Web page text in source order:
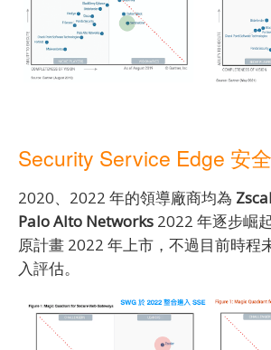
Security Service Edge 安
2020、2022 年的領導廠商均為
Palo Alto Networks 2022 年逐步崛
原計畫 2022 年上市，不過目前時程
入評估。